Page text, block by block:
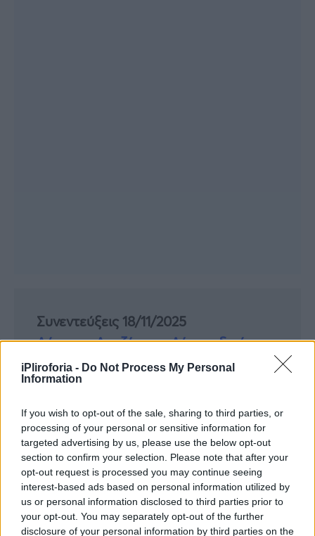
iPliroforia - Do Not Process My Personal
Information
If you wish to opt-out of the sale, sharing to third parties, or
processing of your personal or sensitive information for
targeted advertising by us, please use the below opt-out
section to confirm your selection. Please note that after your
opt-out request is processed you may continue seeing
interest-based ads based on personal information utilized by
us or personal information disclosed to third parties prior to
your opt-out. You may separately opt-out of the further
disclosure of your personal information by third parties on the
Συνεντεύξεις 18/11/2025
Δήμητρα Δερζέκου: «Λέω τη δική μου
αλήθεια»
Συνεντεύξεις 18/11/2025
Τζεφ Μοντάνα: «Κανένας δεν μπορεί
να σου πει ποιος είσαι»